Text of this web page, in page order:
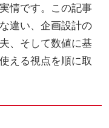
情です。この記事
違い、企画設計の
、そして数値に基
える視点を順に取